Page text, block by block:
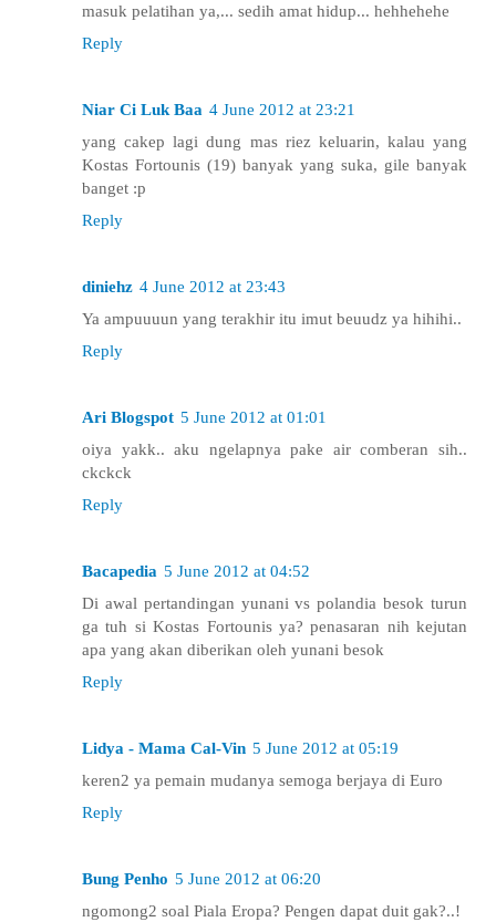
masuk pelatihan ya,... sedih amat hidup... hehhehehe
Reply
Niar Ci Luk Baa 4 June 2012 at 23:21
yang cakep lagi dung mas riez keluarin, kalau yang
Kostas Fortounis (19) banyak yang suka, gile banyak
banget :p
Reply
diniehz 4 June 2012 at 23:43
Ya ampuuuun yang terakhir itu imut beuudz ya hihihi..
Reply
Ari Blogspot 5 June 2012 at 01:01
oiya yakk.. aku ngelapnya pake air comberan sih..
ckckck
Reply
Bacapedia 5 June 2012 at 04:52
Di awal pertandingan yunani vs polandia besok turun
ga tuh si Kostas Fortounis ya? penasaran nih kejutan
apa yang akan diberikan oleh yunani besok
Reply
Lidya - Mama Cal-Vin 5 June 2012 at 05:19
keren2 ya pemain mudanya semoga berjaya di Euro
Reply
Bung Penho 5 June 2012 at 06:20
ngomong2 soal Piala Eropa? Pengen dapat duit gak?..!